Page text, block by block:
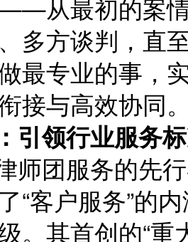
从最初的案
多方谈判，
最专业的事，
接与高效协同
引领行业服务
师团服务的先
“客户服务”的
。其首创的“